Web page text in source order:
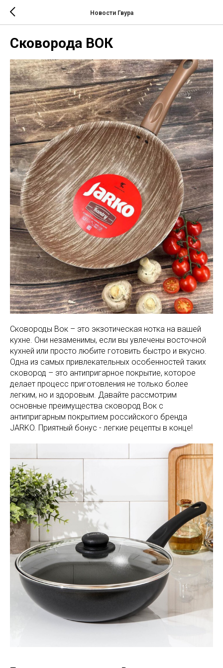
Новости Гвура
Сковорода ВОК
Сковороды Вок – это экзотическая нотка на вашей
кухне. Они незаменимы, если вы увлечены восточной
кухней или просто любите готовить быстро и вкусно.
Одна из самых привлекательных особенностей таких
сковород – это антипригарное покрытие, которое
делает процесс приготовления не только более
легким, но и здоровым. Давайте рассмотрим
основные преимущества сковород Вок с
антипригарным покрытием российского бренда
JARKO. Приятный бонус - легкие рецепты в конце!